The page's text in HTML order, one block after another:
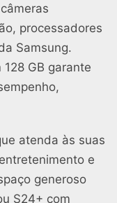
processadores
Samsung.
GB garante
atenda às suas
e
generoso
S24+ com